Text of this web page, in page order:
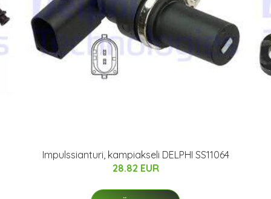
Impulssianturi, kampiakseli DELPHI SS11064
28.82 EUR